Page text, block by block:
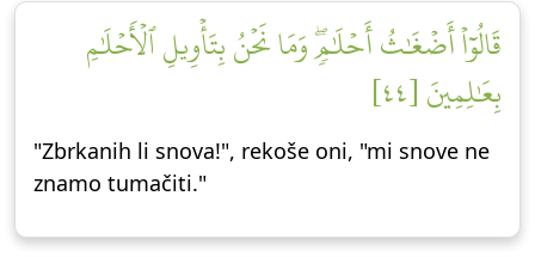
قَالُوٓاْ أَضۡغَٰثُ أَحۡلَٰمٖۖ وَمَا نَحۡنُ بِتَأۡوِيلِ ٱلۡأَحۡلَٰمِ
بِعَٰلِمِينَ [٤٤]
"Zbrkanih li snova!", rekoše oni, "mi snove ne
znamo tumačiti."